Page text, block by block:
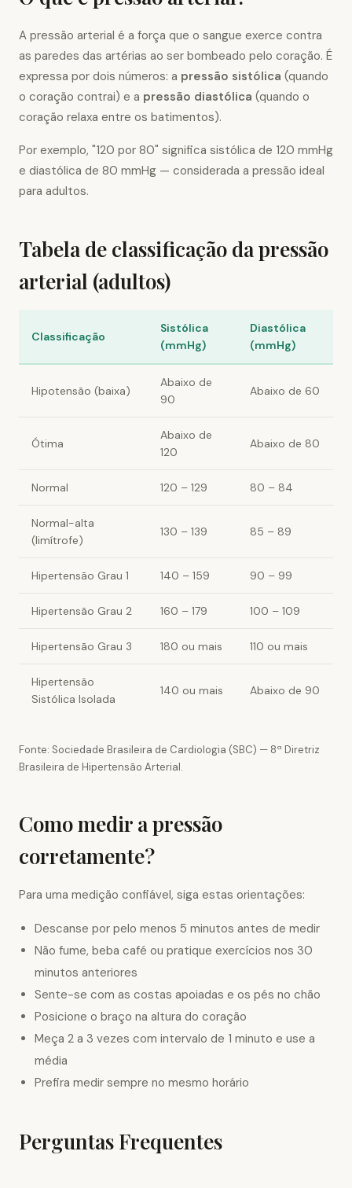
A pressão arterial é a força que o sangue exerce contra
as paredes das artérias ao ser bombeado pelo coração. É
expressa por dois números: a pressão sistólica (quando
o coração contrai) e a pressão diastólica (quando o
coração relaxa entre os batimentos).
Por exemplo, "120 por 80" significa sistólica de 120 mmHg
e diastólica de 80 mmHg — considerada a pressão ideal
para adultos.
Tabela de classificação da pressão
arterial (adultos)
Classificação
Sistólica
(mmHg)
Diastólica
(mmHg)
Hipotensão (baixa)
Abaixo de
90
Abaixo de 60
Ótima
Abaixo de
120
Abaixo de 80
Normal 120 – 129 80 – 84
Normal-alta
(limítrofe)
130 – 139 85 – 89
Hipertensão Grau 1 140 – 159 90 – 99
Hipertensão Grau 2 160 – 179 100 – 109
Hipertensão Grau 3 180 ou mais 110 ou mais
Hipertensão
Sistólica Isolada
140 ou mais Abaixo de 90
Fonte: Sociedade Brasileira de Cardiologia (SBC) — 8ª Diretriz
Brasileira de Hipertensão Arterial.
Como medir a pressão
corretamente?
Para uma medição confiável, siga estas orientações:
Descanse por pelo menos 5 minutos antes de medir
Não fume, beba café ou pratique exercícios nos 30
minutos anteriores
Sente-se com as costas apoiadas e os pés no chão
Posicione o braço na altura do coração
Meça 2 a 3 vezes com intervalo de 1 minuto e use a
média
Prefira medir sempre no mesmo horário
Perguntas Frequentes